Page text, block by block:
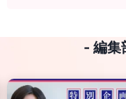
- 編集